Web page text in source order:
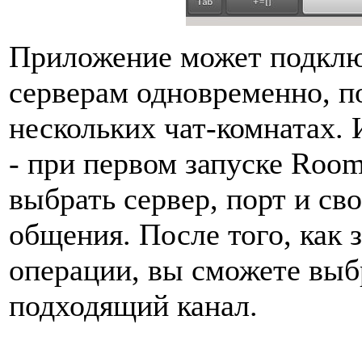
Приложение может
серверам одновременно,
нескольких чат-
- при первом запуске
выбрать сервер, порт и
общения. После того, как
операции, вы сможете
подходящий канал.